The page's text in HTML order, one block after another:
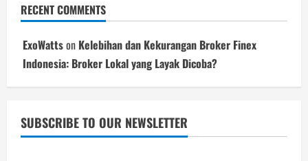
RECENT COMMENTS
ExoWattson Kelebihan dan Kekurangan Broker Finex
Indonesia: Broker Lokal yang Layak Dicoba?
SUBSCRIBE TO OUR NEWSLETTER